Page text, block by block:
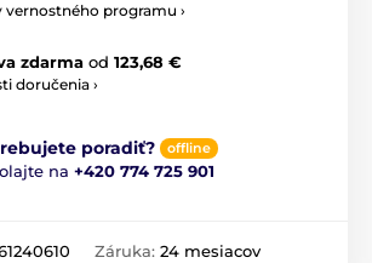
vernostného programu ›
zdarma od 123,68 €
doručenia ›
poradiť? offline
na +420 774 725 901
Záruka: 24 mesiacov